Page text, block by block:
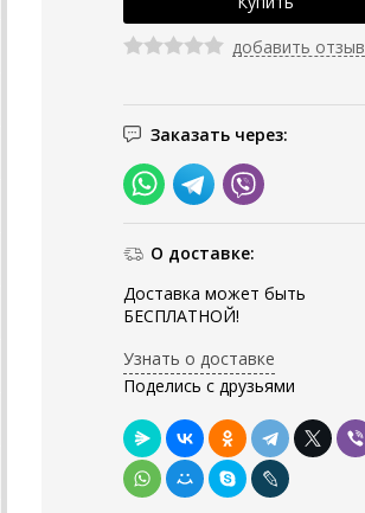
добавить отзыв
Заказать через:
О доставке:
Доставка может быть
БЕСПЛАТНОЙ!
Узнать о доставке
Поделись с друзьями